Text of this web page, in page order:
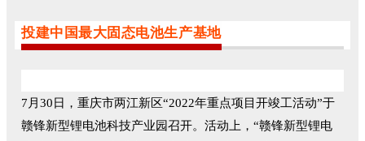
投建中国最大固态电池生产基地
7月30日，重庆市两江新区“2022年重点项目开竣工活动”于
赣锋新型锂电池科技产业园召开。活动上，“赣锋新型锂电